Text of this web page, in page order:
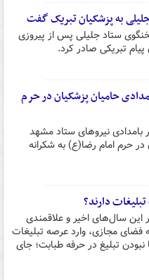
به پزشکیان تبریک گفت
ستاد جلیلی پس از پیروزی
تبریکی صادر کرد.
حامیان پزشکیان در حرم
بامدادی نیروهای ستاد مشهد
حرم امام رضا(ع) به شکرانه
تبلیغات دارند؟
این سال‌های اخیر و علاقمندی
فضای مجازی، وارد عرصه تبلیغات
تبلیغ در حرفه طبابت؛ جای